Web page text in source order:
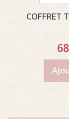
COFFRET